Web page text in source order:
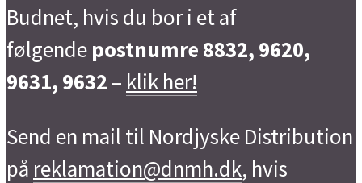
Budnet, hvis du bor i et af
følgende postnumre 8832, 9620,
9631, 9632 – klik her!
Send en mail til Nordjyske Distribution
på reklamation@dnmh.dk, hvis